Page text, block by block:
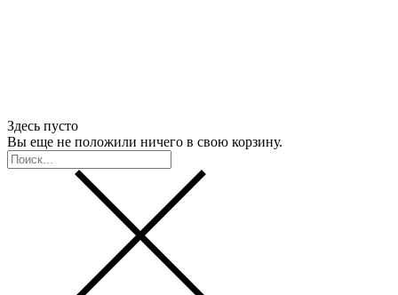
Здесь пусто
Вы еще не положили ничего в свою корзину.